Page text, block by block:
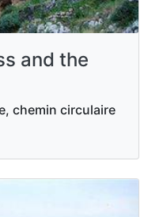
and the
chemin circulaire